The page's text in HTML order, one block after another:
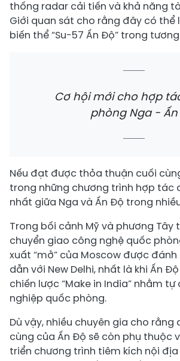
thống radar cải tiến và khả năng
Giới quan sát cho rằng đây có thể
biến thể “Su-57 Ấn Độ” trong
Cơ hội mới cho hợp
phòng Nga - Ấn
Nếu đạt được thỏa thuận cuối
trong những chương trình hợp tác
nhất giữa Nga và Ấn Độ trong
Trong bối cảnh Mỹ và phương Tây
chuyển giao công nghệ quốc
xuất “mở” của Moscow được
dẫn với New Delhi, nhất là khi Ấn
chiến lược “Make in India” nhằm tự
nghiệp quốc phòng.
Dù vậy, nhiều chuyên gia cho rằng
cùng của Ấn Độ sẽ còn phụ thuộc
triển chương trình tiêm kích nội địa